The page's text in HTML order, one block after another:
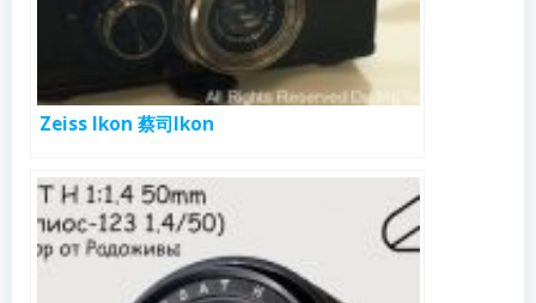
Zeiss Ikon 蔡司Ikon